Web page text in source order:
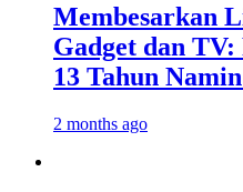
Membesarkan
Gadget dan TV:
13 Tahun
2 months ago